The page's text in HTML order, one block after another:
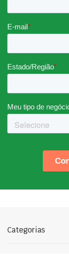
Categorias